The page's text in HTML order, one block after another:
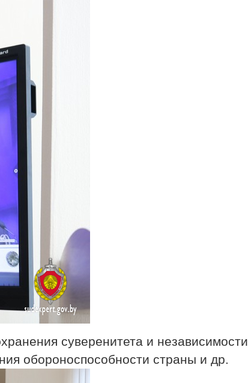
суверенитета и независимости
обороноспособности страны и др.